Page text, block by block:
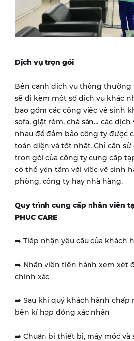
Dịch vụ trọn gói
Bên cạnh dịch vụ thông thường
sẽ đi kèm một số dịch vụ khác
bao gồm các công việc vệ sinh
sofa, giặt rèm, chà sàn… các
nhau để đảm bảo công ty được
toàn diện và tốt nhất. Chỉ cần
trọn gói của công ty cung cấp
có thể yên tâm với việc vệ sinh
phòng, công ty hay nhà hàng.
Quy trình cung cấp nhân viên
PHUC CARE
➡️ Tiếp nhận yêu cầu của khách
➡️ Nhân viên tiến hành xem xét
chính xác
➡️ Sau khi quý khách hành chấp
bên kí hợp đồng xác nhận
➡️ Chuẩn bị thiết bị, máy móc và